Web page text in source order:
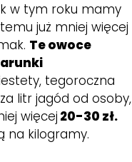
w tym roku mamy
już mniej więcej
Te owoce
tegoroczna
litr jagód od osoby,
więcej 20-30 zł.
na kilogramy.